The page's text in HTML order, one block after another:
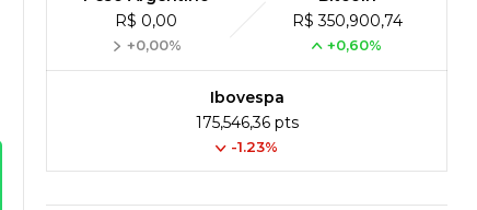
R$ 0,00
+0,00%
R$ 350,900,74
+0,60%
Ibovespa
175,546,36 pts
-1.23%